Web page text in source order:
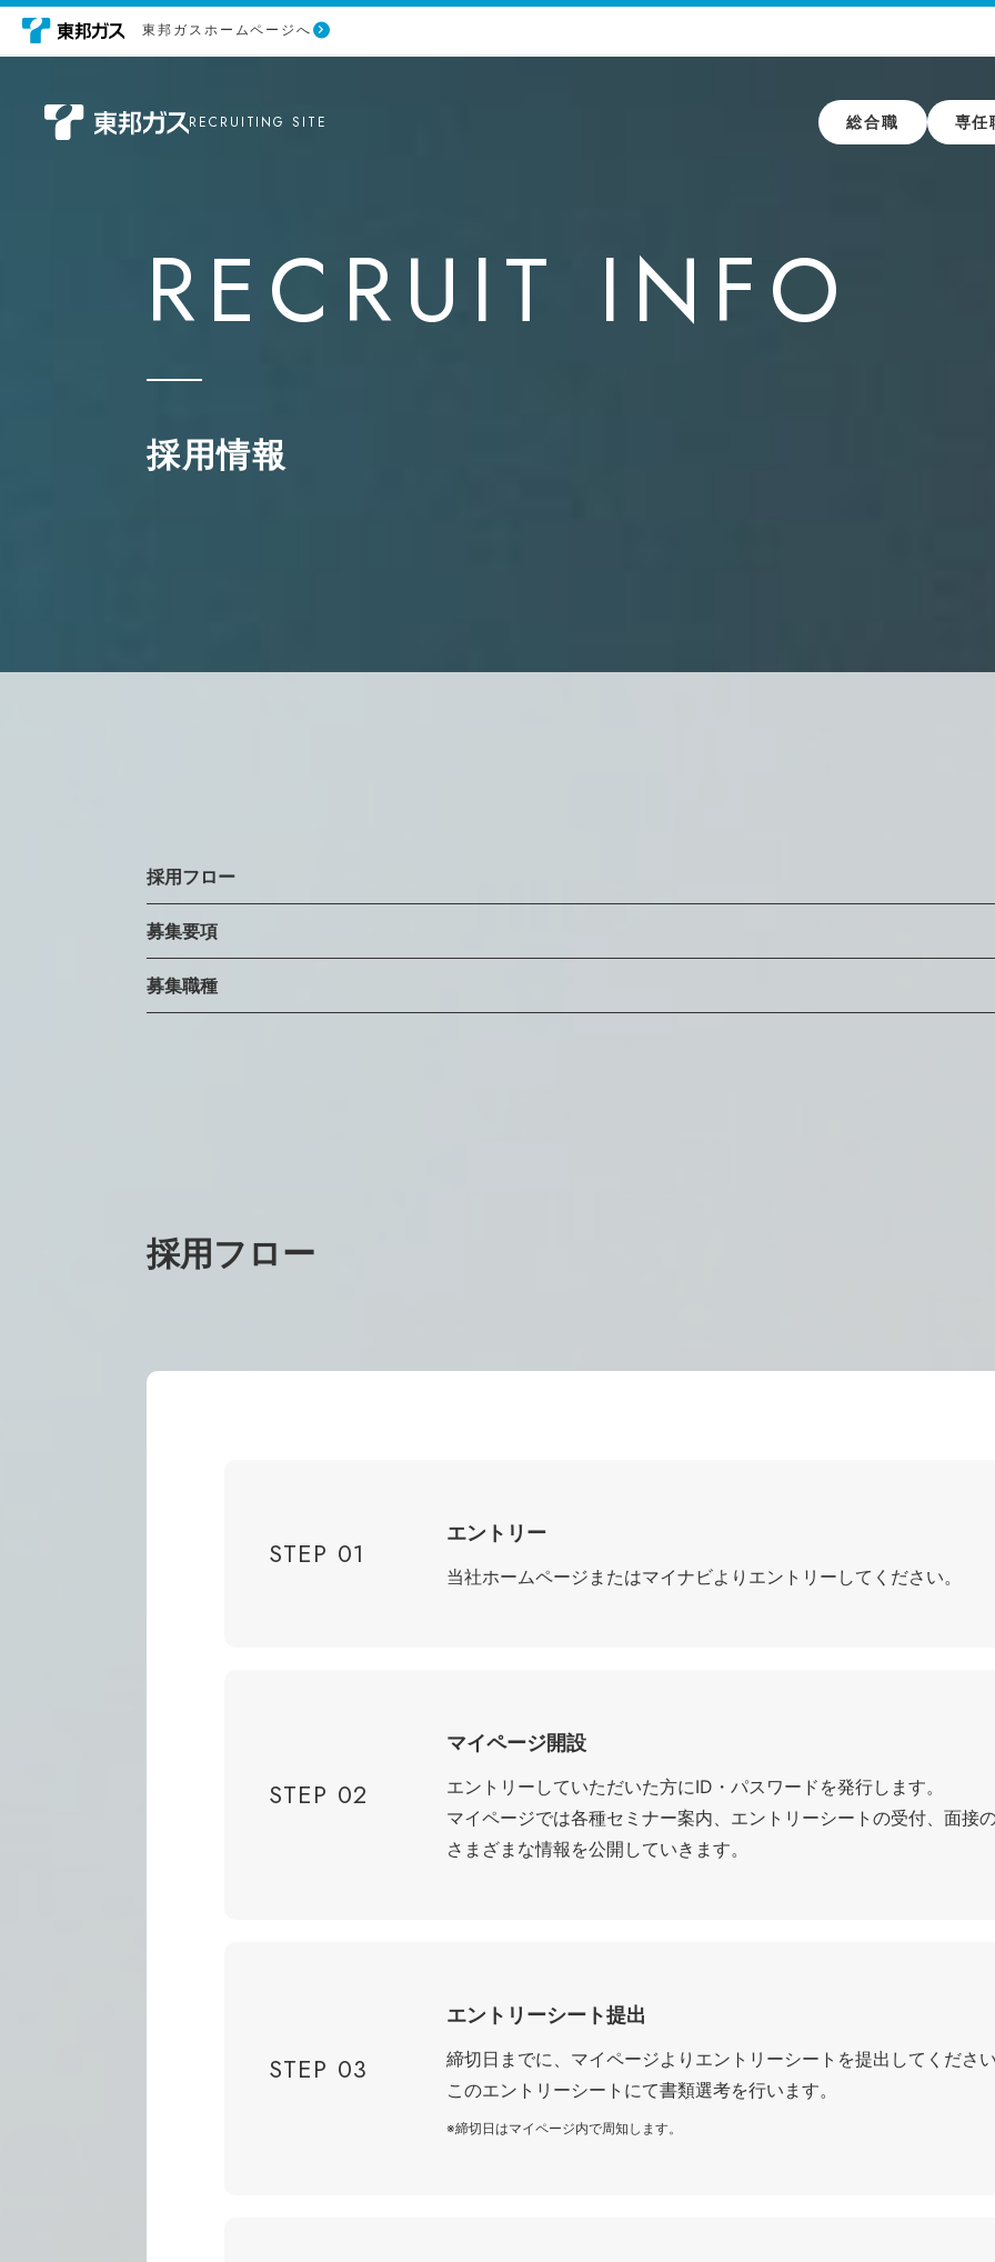
東邦ガスホームページへ
RECRUITING SITE 総合職 専任
東邦ガスの挑戦
企業メッセージ
働くフィールド
キャリアモデル
RECRUIT INFO
採用情報
採用フロー
募集要項
募集職種
採用フロー
STEP 01
エントリー
当社ホームページまたはマイナビよりエントリーしてください。
STEP 02
マイページ開設
エントリーしていただいた方にID・パスワードを発行します。
マイページでは各種セミナー案内、エントリーシートの受付、面接
さまざまな情報を公開していきます。
STEP 03
エントリーシート提出
締切日までに、マイページよりエントリーシートを提出してくださ
このエントリーシートにて書類選考を行います。
※締切日はマイページ内で周知します。